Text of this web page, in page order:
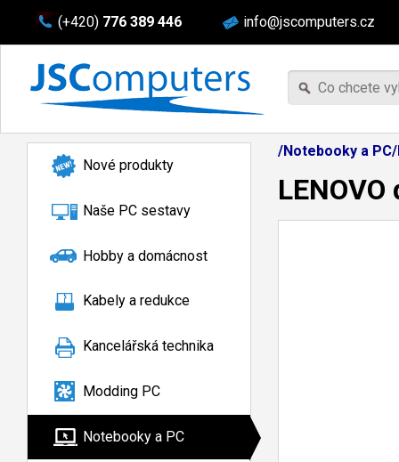
(+420) 776 389 446 info@jscomputers.cz
Nové produkty
Naše PC sestavy
Hobby a domácnost
Kabely a redukce
Kancelářská technika
Modding PC
Notebooky a PC
/Notebooky a